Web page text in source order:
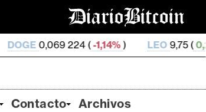
-1,14%) LEO9,75 (0,26% ZEC
Contacto Archivos